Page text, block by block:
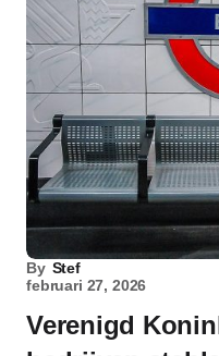
By Stef
februari 27, 2026
Verenigd